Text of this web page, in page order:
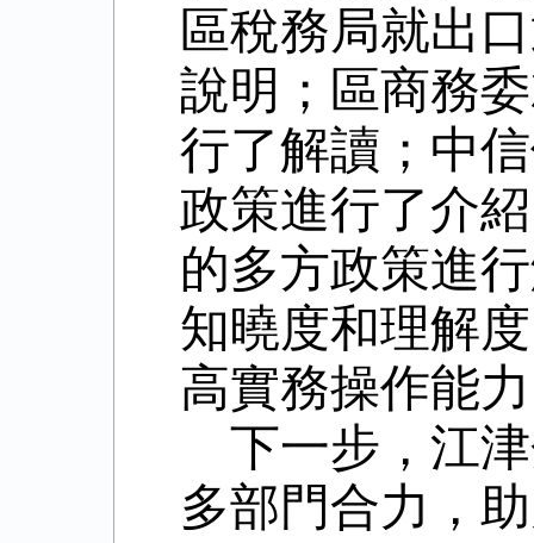
區稅務局就出
說明；區商務
行了解讀；中
政策進行了介
的多方政策進
知曉度和理解
高實務操作能
下一步，江
多部門合力，